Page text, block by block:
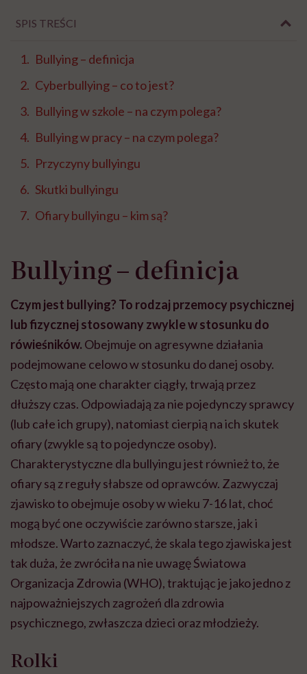
SPIS TREŚCI
Bullying – definicja
Cyberbullying – co to jest?
Bullying w szkole – na czym polega?
Bullying w pracy – na czym polega?
Przyczyny bullyingu
Skutki bullyingu
Ofiary bullyingu – kim są?
Bullying – definicja
Czym jest bullying? To rodzaj przemocy psychicznej
lub fizycznej stosowany zwykle w stosunku do
rówieśników. Obejmuje on agresywne działania
podejmowane celowo w stosunku do danej osoby.
Często mają one charakter ciągły, trwają przez
dłuższy czas. Odpowiadają za nie pojedynczy sprawcy
(lub całe ich grupy), natomiast cierpią na ich skutek
ofiary (zwykle są to pojedyncze osoby).
Charakterystyczne dla bullyingu jest również to, że
ofiary są z reguły słabsze od oprawców. Zazwyczaj
zjawisko to obejmuje osoby w wieku 7-16 lat, choć
mogą być one oczywiście zarówno starsze, jak i
młodsze. Warto zaznaczyć, że skala tego zjawiska jest
tak duża, że zwróciła na nie uwagę Światowa
Organizacja Zdrowia (WHO), traktując je jako jedno z
najpoważniejszych zagrożeń dla zdrowia
psychicznego, zwłaszcza dzieci oraz młodzieży.
Rolki